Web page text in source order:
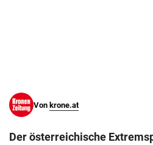
Von krone.at
Der österreichische